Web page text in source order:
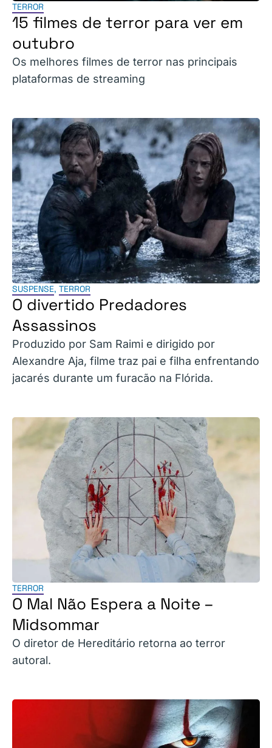
TERROR
15 filmes de terror para ver em
outubro
Os melhores filmes de terror nas principais
plataformas de streaming
SUSPENSE, TERROR
O divertido Predadores
Assassinos
Produzido por Sam Raimi e dirigido por
Alexandre Aja, filme traz pai e filha enfrentando
jacarés durante um furacão na Flórida.
TERROR
O Mal Não Espera a Noite –
Midsommar
O diretor de Hereditário retorna ao terror
autoral.